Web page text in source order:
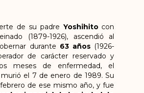
de su padre Yoshihitocon
(1879-1926), ascendió al
durante 63 años (1926-
de carácter reservado y
meses de enfermedad, el
el 7 de enero de 1989. Su
de ese mismo año, y fue